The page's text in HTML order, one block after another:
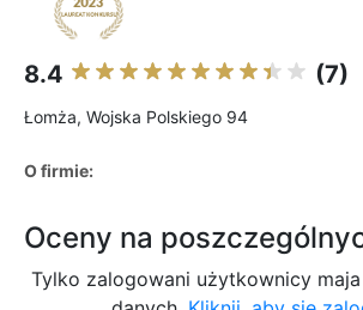
8.4 (7)
Łomża, Wojska Polskiego 94
O firmie:
Oceny na
Tylko zalogowani użytkownicy